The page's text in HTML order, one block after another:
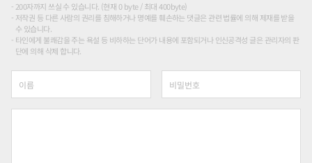
200자까지 쓰실 수 있습니다. (현재 0 byte / 최대 400byte)
저작권 등 다른 사람의 권리를 침해하거나 명예를 훼손하는 댓글은 관련 법률에 의해 제재를 받을
수 있습니다.
타인에게 불쾌감을 주는 욕설 등 비하하는 단어가 내용에 포함되거나 인신공격성 글은 관리자의 판
단에 의해 삭제 합니다.